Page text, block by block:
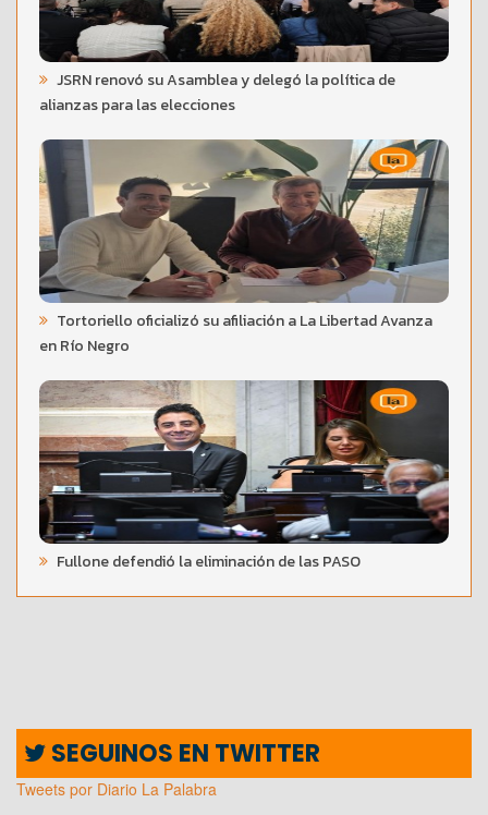
JSRN renovó su Asamblea y delegó la política de
alianzas para las elecciones
Tortoriello oficializó su afiliación a La Libertad Avanza
en Río Negro
Fullone defendió la eliminación de las PASO
SEGUINOS EN TWITTER
Tweets por Diario La Palabra